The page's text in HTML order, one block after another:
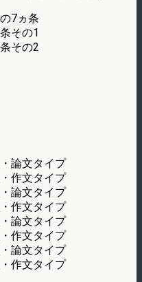
7ヵ条
その1
その2
論文タイプ
作文タイプ
論文タイプ
作文タイプ
論文タイプ
作文タイプ
論文タイプ
作文タイプ